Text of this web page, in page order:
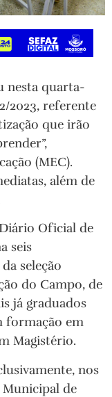
nesta quarta-
2023, referente
que irão
(MEC).
além de
Oficial de
seis
seleção
do Campo, de
já graduados
formação em
Magistério.
nos
Municipal de